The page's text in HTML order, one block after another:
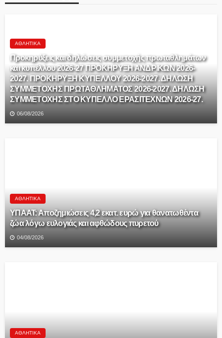
ΑΘΛΗΤΙΚΆ
Προκηρύξεις και δηλώσεις συμμετοχής πρωταθλημάτων
και κυπέλλου 2026-27 ΠΡΟΚΗΡΥΞΗ ΑΝΔΡΙΚΩΝ 2026-
2027. ΠΡΟΚΗΡΥΞΗ ΚΥΠΕΛΛΟΥ 2026-2027. ΔΗΛΩΣΗ
ΣΥΜΜΕΤΟΧΗΣ ΠΡΩΤΑΘΛΗΜΑΤΟΣ 2026-2027. ΔΗΛΩΣΗ
ΣΥΜΜΕΤΟΧΗΣ ΣΤΟ ΚΥΠΕΛΛΟ ΕΡΑΣΙΤΕΧΝΩΝ 2026-27.
06/08/2026
ΑΘΛΗΤΙΚΆ
ΥΠΑΑΤ: Αποζημιώσεις 4,2 εκατ. ευρώ για θανατωθέντα
ζώα λόγω ευλογιάς και αφθώδους πυρετού
04/08/2026
ΑΘΛΗΤΙΚΆ